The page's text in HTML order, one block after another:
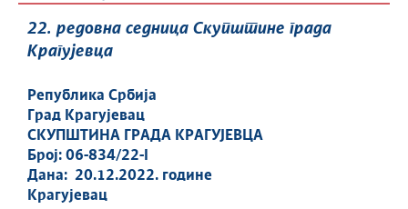
22. редовна седница Скупштине града
Крагујевца
Република Србија
Град Крагујевац
СКУПШТИНА ГРАДА КРАГУЈЕВЦА
Број: 06-834/22-I
Дана: 20.12.2022. године
Крагујевац